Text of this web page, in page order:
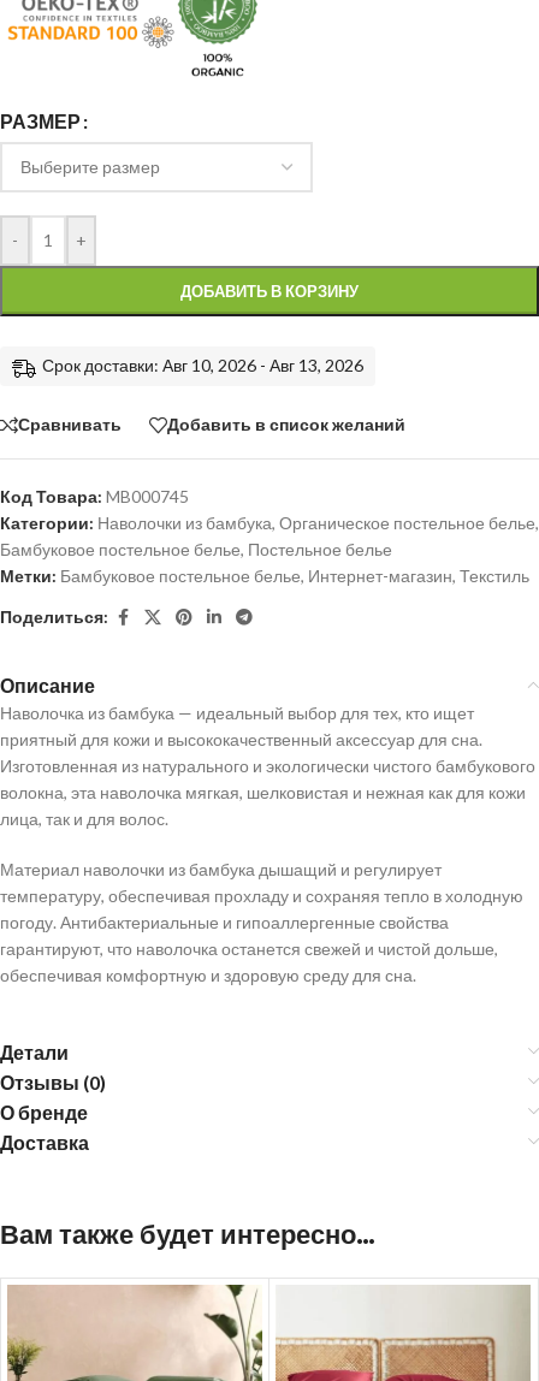
РАЗМЕР
- +
ДОБАВИТЬ В КОРЗИНУ
Срок доставки: Авг 10, 2026 - Авг 13, 2026
Сравнивать Добавить в список желаний
Код Товара: MB000745
Категории: Наволочки из бамбука, Органическое постельное белье,
Бамбуковое постельное белье, Постельное белье
Метки: Бамбуковое постельное белье, Интернет-магазин, Текстиль
Поделиться:
Описание
Наволочка из бамбука — идеальный выбор для тех, кто ищет
приятный для кожи и высококачественный аксессуар для сна.
Изготовленная из натурального и экологически чистого бамбукового
волокна, эта наволочка мягкая, шелковистая и нежная как для кожи
лица, так и для волос.
Материал наволочки из бамбука дышащий и регулирует
температуру, обеспечивая прохладу и сохраняя тепло в холодную
погоду. Антибактериальные и гипоаллергенные свойства
гарантируют, что наволочка останется свежей и чистой дольше,
обеспечивая комфортную и здоровую среду для сна.
Детали
Отзывы (0)
О бренде
Доставка
Вам также будет интересно…